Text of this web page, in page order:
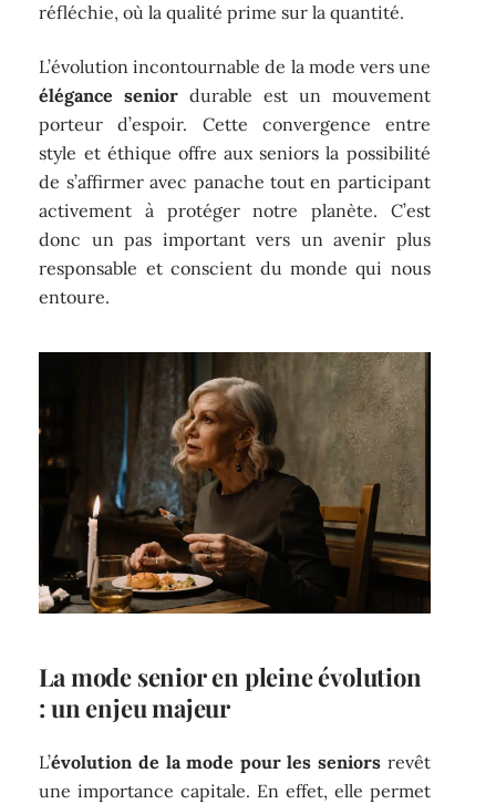
réfléchie, où la qualité prime sur la quantité.
L’évolution incontournable de la mode vers une
élégance senior durable est un mouvement
porteur d’espoir. Cette convergence entre
style et éthique offre aux seniors la possibilité
de s’affirmer avec panache tout en participant
activement à protéger notre planète. C’est
donc un pas important vers un avenir plus
responsable et conscient du monde qui nous
entoure.
La mode senior en pleine évolution
: un enjeu majeur
L’évolution de la mode pour les seniors revêt
une importance capitale. En effet, elle permet